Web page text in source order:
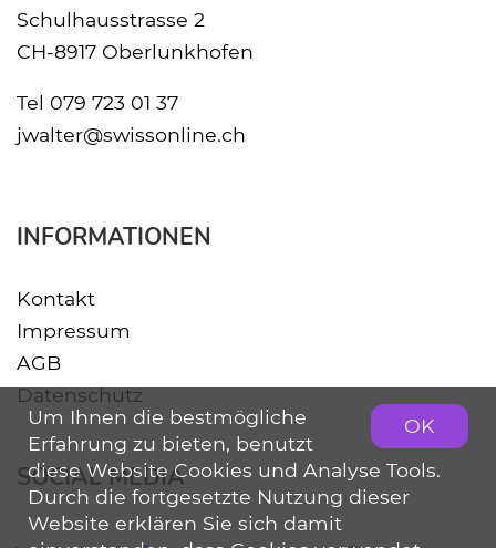
Schulhausstrasse 2
CH-8917 Oberlunkhofen
Tel 079 723 01 37
jwalter@swissonline.ch
INFORMATIONEN
Kontakt
Impressum
AGB
Datenschutz
SOCIAL MEDIA
OK
Um Ihnen die bestmögliche
Erfahrung zu bieten, benutzt
diese Website Cookies und Analyse Tools.
Durch die fortgesetzte Nutzung dieser
Website erklären Sie sich damit